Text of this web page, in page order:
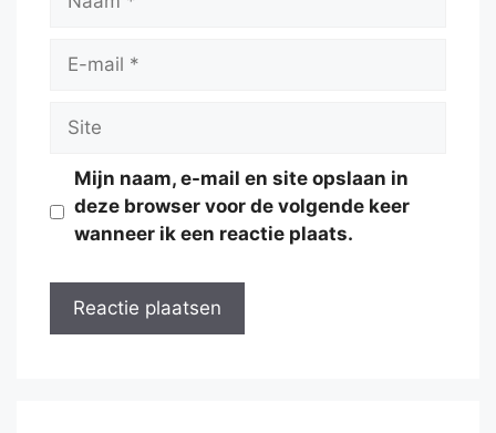
Site
Mijn naam, e-mail en site opslaan in
deze browser voor de volgende keer
wanneer ik een reactie plaats.